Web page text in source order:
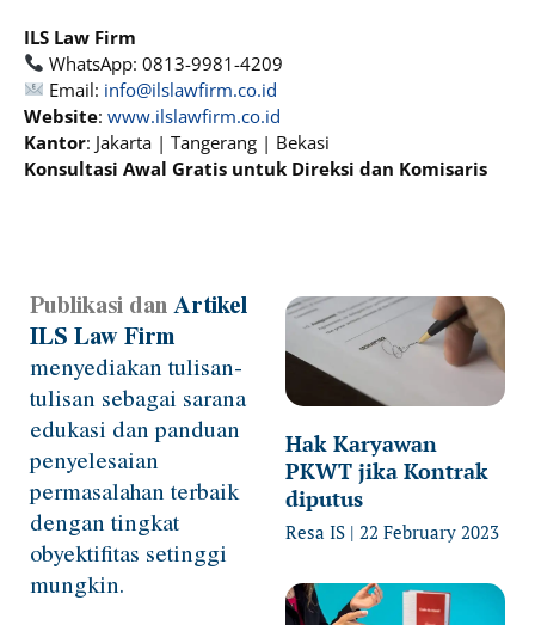
ILS Law Firm
WhatsApp: 0813-9981-4209
Email: info@ilslawfirm.co.id
Website: www.ilslawfirm.co.id
Kantor: Jakarta | Tangerang | Bekasi
Konsultasi Awal Gratis untuk Direksi dan Komisaris
Publikasi danArtikel
ILS Law Firm
menyediakan tulisan-
tulisan sebagai sarana
edukasi dan panduan
penyelesaian
permasalahan terbaik
dengan tingkat
obyektifitas setinggi
mungkin.
Hak Karyawan
PKWT jika Kontrak
diputus
Resa IS 22 February 2023
Page Page PagePage